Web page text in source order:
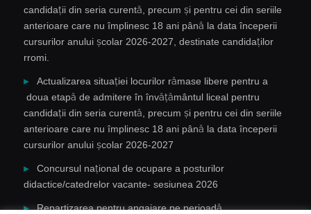
candidații din seria curentă, precum și pentru cei din seriile
anterioare care nu împlinesc 18 ani până la data începerii
cursurilor anului școlar 2026-2027, destinate candidaților
rromi.
Actualizarea situației locurilor rămase libere pentru a
doua etapă de admitere în învățământul liceal pentru
candidații din seria curentă, precum și pentru cei din seriile
anterioare care nu împlinesc 18 ani până la data începerii
cursurilor anului școlar 2026-2027
Concursul național de ocupare a posturilor
didactice/catedrelor vacante- sesiunea 2026
Repartizarea pentru angajare pe perioadă